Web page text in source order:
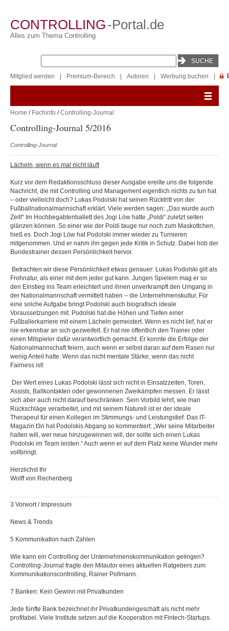
CONTROLLING-Portal.de
Alles zum Thema Controlling
Mitglied werden Premium-Bereich Autoren Werbung buchen
Home / Fachinfo /Controlling-Journal
Controlling-Journal 5/2016
Controlling-Journal
Lächeln, wenn es mal nicht läuft
Kurz vor dem Redaktionsschluss dieser Ausgabe ereilte uns die folgende
Nachricht, die mit Controlling und Management eigentlich nichts zu tun hat
– oder vielleicht doch? Lukas Podolski hat seinen Rücktritt von der
Fußballnationalmannschaft erklärt. Viele werden sagen: „Das wurde auch
Zeit!“ Im Hochbegabtenballett des Jogi Löw hatte „Poldi“ zuletzt selten
glänzen können. So einer wie der Poldi tauge nur noch zum Maskottchen,
hieß es. Doch Jogi Löw hat Podolski immer wieder zu Turnieren
mitgenommen. Und er nahm ihn gegen jede Kritik in Schutz. Dabei hob der
Bundestrainer dessen Persönlichkeit hervor.
Betrachten wir diese Persönlichkeit etwas genauer: Lukas Podolski gilt als
Frohnatur, als einer mit dem jeder gut kann. Jungen Spielern mag er so
den Einstieg ins Team erleichtert und ihnen unverkrampft den Umgang in
der Nationalmannschaft vermittelt haben – die Unternehmenskultur. Für
eine solche Aufgabe bringt Podolski auch biografisch ideale
Voraussetzungen mit. Podolski hat die Höhen und Tiefen einer
Fußballerkarriere mit einem Lächeln gemeistert. Wenn es nicht lief, hat er
nie erkennbar an sich gezweifelt. Er hat nie öffentlich den Trainer oder
einen Mitspieler dafür verantwortlich gemacht. Er konnte die Erfolge der
Nationalmannschaft feiern, auch wenn er selbst daran auf dem Rasen nur
wenig Anteil hatte. Wenn das nicht mentale Stärke, wenn das nicht
Fairness ist!
Der Wert eines Lukas Podolski lässt sich nicht in Einsatzzeiten, Toren,
Assists, Ballkontakten oder gewonnenen Zweikämpfen messen. Er lässt
sich aber auch nicht darauf beschränken. Sein Vorbild lehrt, wie man
Rückschläge verarbeitet, und mit seinem Naturell ist er der ideale
Therapeut für einen Kollegen im Stimmungs- und Leistungstief. Das IT-
Magazin t3n hat Podolskis Abgang so kommentiert: „Wer seine Mitarbeiter
halten will, wer neue hinzugewinnen will, der sollte sich einen Lukas
Podolski im Team leisten.“ Auch wenn er auf dem Platz keine Wunder mehr
vollbringt.
Herzlichst Ihr
Wolff von Rechenberg
3 Vorwort / Impressum
News & Trends
5 Kommunikation nach Zahlen
Wie kann ein Controlling der Unternehmenskommunikation gelingen?
Controlling-Journal fragte den Mitautor eines aktuellen Ratgebers zum
Kommunikationscontrolling, Rainer Pollmann.
7 Banken: Kein Gewinn mit Privatkunden
Jede fünfte Bank bezeichnet ihr Privatkundengeschäft als nicht mehr
profitabel. Viele Institute setzen auf die Kooperation mit Fintech-Startups.